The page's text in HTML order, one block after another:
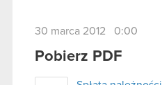
30 marca 2012 0:00
Pobierz PDF